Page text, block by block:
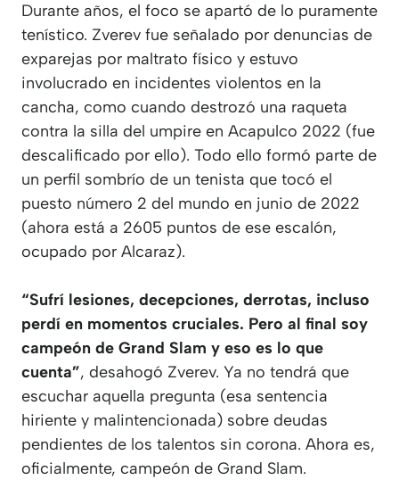
Durante años, el foco se apartó de lo puramente
tenístico. Zverev fue señalado por denuncias de
exparejas por maltrato físico y estuvo
involucrado en incidentes violentos en la
cancha, como cuando destrozó una raqueta
contra la silla del umpire en Acapulco 2022 (fue
descalificado por ello). Todo ello formó parte de
un perfil sombrío de un tenista que tocó el
puesto número 2 del mundo en junio de 2022
(ahora está a 2605 puntos de ese escalón,
ocupado por Alcaraz).
“Sufrí lesiones, decepciones, derrotas, incluso
perdí en momentos cruciales. Pero al final soy
campeón de Grand Slam y eso es lo que
cuenta”, desahogó Zverev. Ya no tendrá que
escuchar aquella pregunta (esa sentencia
hiriente y malintencionada) sobre deudas
pendientes de los talentos sin corona. Ahora es,
oficialmente, campeón de Grand Slam.